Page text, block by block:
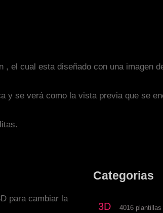
el cual esta diseñado con una imagen
y se verá como la vista previa que se
para cambiar la
Categorias
3D 4016 plantillas